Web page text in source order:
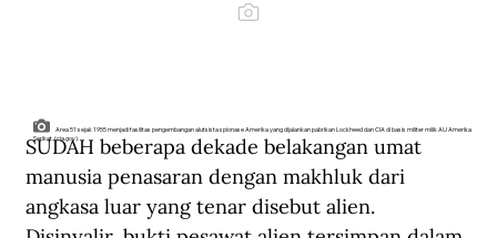
Area 51 sejak 1955 menjadi fasilitas pengembangan alutsista spionase Amerika yang dijalankan pabrikan Lockheed dan CIA di basis militer milik AU Amerika
Serikat. (cia.gov).
SUDAH beberapa dekade belakangan umat
manusia penasaran dengan makhluk dari
angkasa luar yang tenar disebut alien.